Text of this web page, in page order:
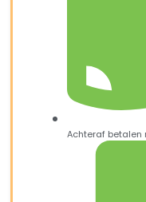
Achteraf betalen